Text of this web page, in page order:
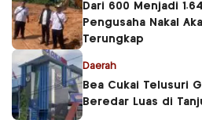
Dari 600 Menjadi
Pengusaha Nakal
Terungkap
Daerah
Bea Cukai Telusuri
Beredar Luas di